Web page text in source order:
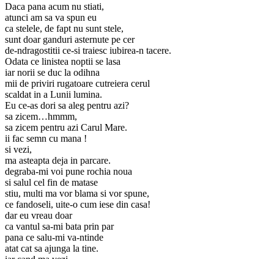
Daca pana acum nu stiati,
atunci am sa va spun eu
ca stelele, de fapt nu sunt stele,
sunt doar ganduri asternute pe cer
de-ndragostitii ce-si traiesc iubirea-n tacere.
Odata ce linistea noptii se lasa
iar norii se duc la odihna
mii de priviri rugatoare cutreiera cerul
scaldat in a Lunii lumina.
Eu ce-as dori sa aleg pentru azi?
sa zicem…hmmm,
sa zicem pentru azi Carul Mare.
ii fac semn cu mana !
si vezi,
ma asteapta deja in parcare.
degraba-mi voi pune rochia noua
si salul cel fin de matase
stiu, multi ma vor blama si vor spune,
ce fandoseli, uite-o cum iese din casa!
dar eu vreau doar
ca vantul sa-mi bata prin par
pana ce salu-mi va-ntinde
atat cat sa ajunga la tine.